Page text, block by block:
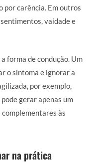
por carência. Em outros
vaidade e
forma de condução. Um
o sintoma e ignorar a
por exemplo,
gerar apenas um
às
na prática